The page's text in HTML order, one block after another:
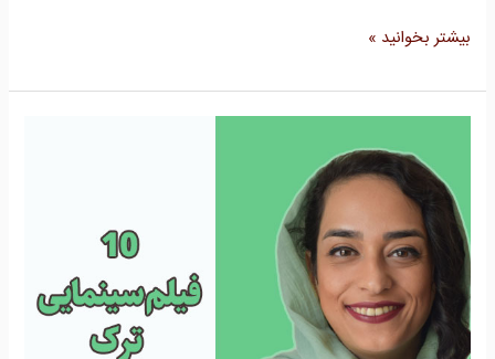
بیشتر بخوانید »
سینمایی
ترک
که
باید
ببینید